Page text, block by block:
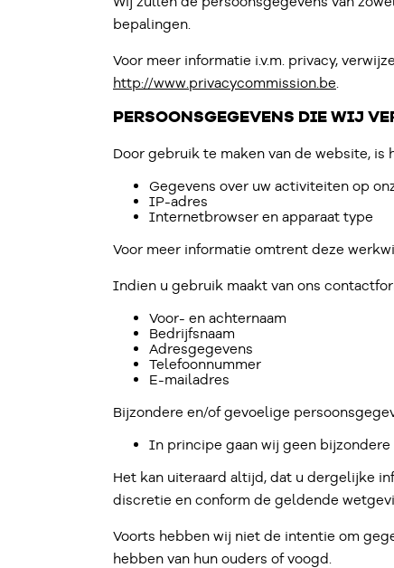
bepalingen.
Voor meer informatie i.v.m. privacy,
http://www.privacycommission.be.
PERSOONSGEGEVENS DIE WIJ
Door gebruik te maken van de website,
Gegevens over uw activiteiten op
IP-adres
Internetbrowser en apparaat type
Voor meer informatie omtrent deze
Indien u gebruik maakt van ons
Voor- en achternaam
Bedrijfsnaam
Adresgegevens
Telefoonnummer
E-mailadres
Bijzondere en/of gevoelige
In principe gaan wij geen
Het kan uiteraard altijd, dat u dergelijke
discretie en conform de geldende
Voorts hebben wij niet de intentie om
hebben van hun ouders of voogd.